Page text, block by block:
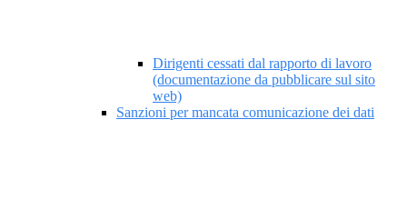
Dirigenti cessati dal rapporto di lavoro
(documentazione da pubblicare sul sito
web)
Sanzioni per mancata comunicazione dei dati